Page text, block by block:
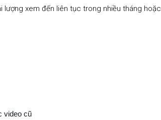
lượng xem đến liên tục trong nhiều tháng hoặc
video cũ